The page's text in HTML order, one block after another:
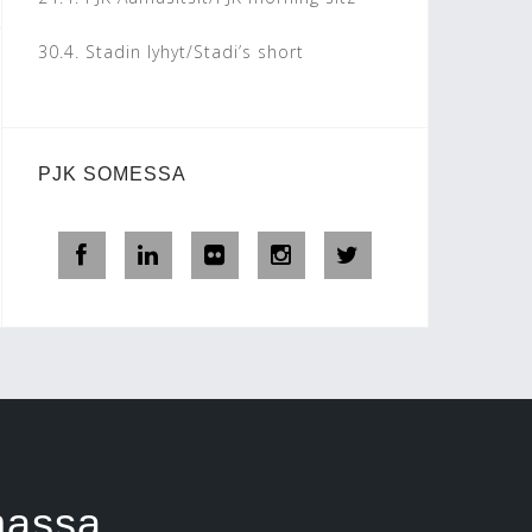
30.4. Stadin lyhyt/Stadi’s short
PJK SOMESSA